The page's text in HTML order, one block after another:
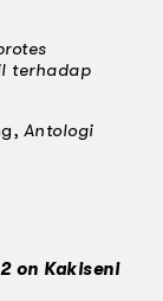
terhadap
Antologi
on Kakiseni